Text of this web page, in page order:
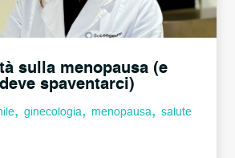
sulla menopausa (e
spaventarci)
,ginecologia, menopausa,salute